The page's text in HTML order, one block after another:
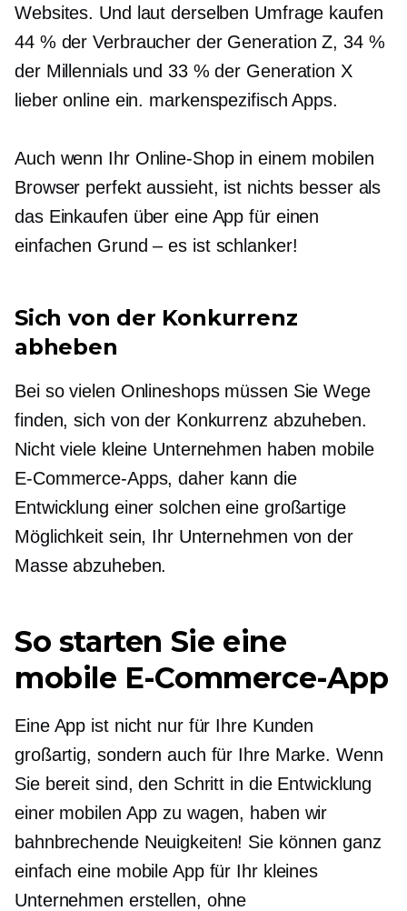
Websites. Und laut derselben Umfrage kaufen
44 % der Verbraucher der Generation Z, 34 %
der Millennials und 33 % der Generation X
lieber online ein. markenspezifisch Apps.
Auch wenn Ihr Online-Shop in einem mobilen
Browser perfekt aussieht, ist nichts besser als
das Einkaufen über eine App für einen
einfachen Grund – es istschlanker!
Sich von der Konkurrenz
abheben
Bei so vielen Onlineshops müssen Sie Wege
finden, sich von der Konkurrenz abzuheben.
Nicht viele kleine Unternehmen haben mobile
E-Commerce-Apps, daher kann die
Entwicklung einer solchen eine großartige
Möglichkeit sein, Ihr Unternehmen von der
Masse abzuheben.
So starten Sie eine
mobile E-Commerce-App
Eine App ist nicht nur für Ihre Kunden
großartig, sondern auch für Ihre Marke. Wenn
Sie bereit sind, den Schritt in die Entwicklung
einer mobilen App zu wagen, haben wir
bahnbrechende Neuigkeiten! Sie können ganz
einfach eine mobile App für Ihr kleines
Unternehmen erstellen, ohne